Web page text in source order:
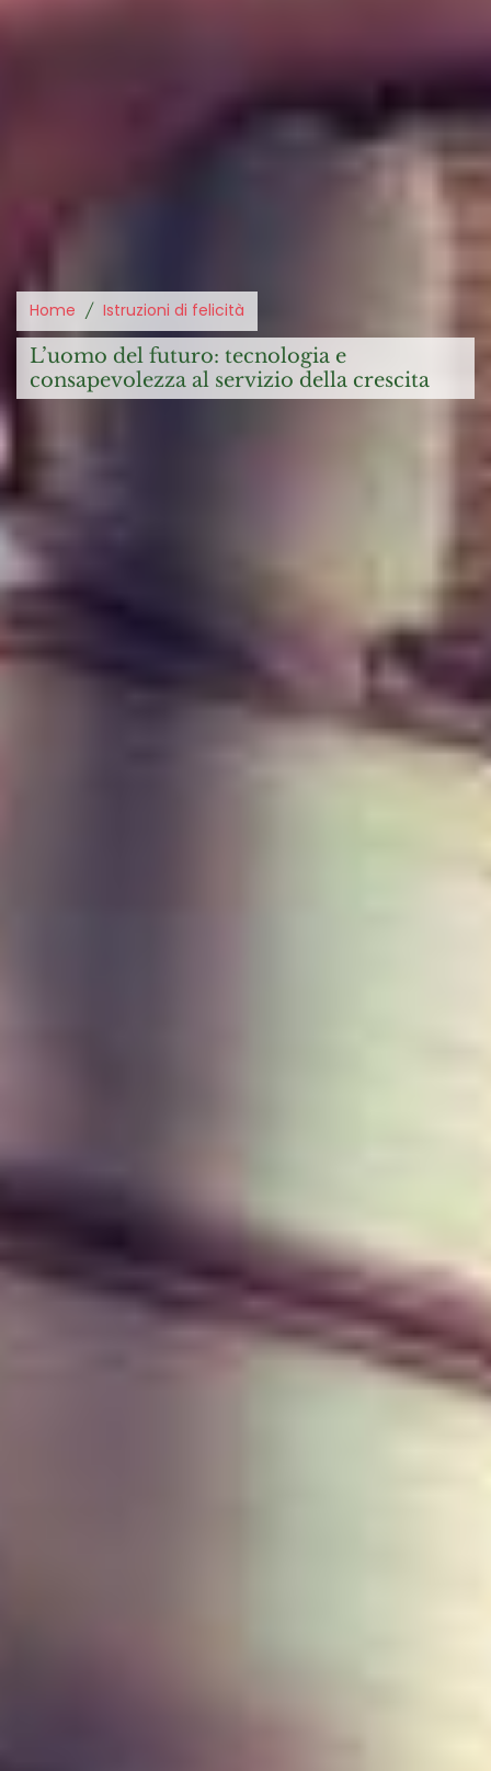
Home Istruzioni di felicità
l’uomo del futuro: tecnologia e
consapevolezza al servizio della crescita